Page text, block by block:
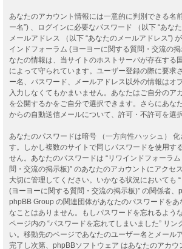
あなたのアカウント情報には一意的に判別できる名
ー名”) 、ログインに必要なパスワード （以下 “あな
メールアドレス （以下 “あなたのメールアドレス”)
インドフォーラム (ヨーヨーに関する質問・交流の
なたの情報は、当サイトのホストサーバが存在する
によって守られています。ユーザー登録の際に要求
ー名、パスワード、メールアドレス以外の情報はオ
入力しなくてもかまいません。あなたはご自分のア
を公開するかをご自分で選択できます。さらにあな
からの自動送信メールについて、許可・不許可を選
あなたのパスワードは暗号 （一方向性ハッシュ）
す。しかし複数のサイトで同じパスワードを使用す
せん。あなたのパスワードは “リワインドフォーラ
問・交流の掲示板)” のあなたのアカウントにアクセ
大切に管理してください。いかなる状況においても
(ヨーヨーに関する質問・交流の掲示板)” の関係者、
phpBB Group の関連団体があなたのパスワードをあ
なことはありません。もしパスワードを忘れるよう
ページ内の “パスワードを忘れてしまいました” リン
い。移動先のページであなたのユーザー名とメール
完了し次第、phpBBソフトウェア はあなたのアカウ